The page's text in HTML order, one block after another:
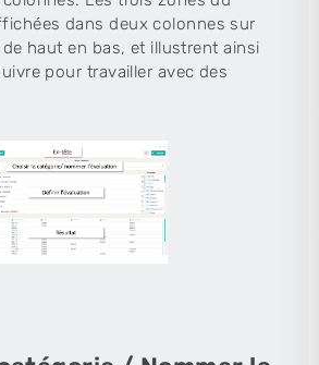
dans deux colonnes sur
haut en bas, et illustrent ainsi
pour travailler avec des